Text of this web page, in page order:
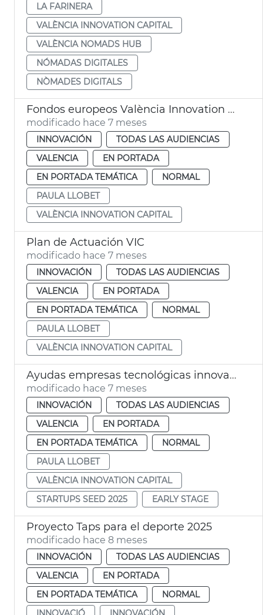
LA FARINERA
VALÈNCIA INNOVATION CAPITAL
VALÈNCIA NOMADS HUB
NÓMADAS DIGITALES
NÒMADES DIGITALS
Fondos europeos València Innovation Capital
modificado hace 7 meses
INNOVACIÓN
TODAS LAS AUDIENCIAS
VALENCIA
EN PORTADA
EN PORTADA TEMÁTICA
NORMAL
PAULA LLOBET
VALÈNCIA INNOVATION CAPITAL
Plan de Actuación VIC
modificado hace 7 meses
INNOVACIÓN
TODAS LAS AUDIENCIAS
VALENCIA
EN PORTADA
EN PORTADA TEMÁTICA
NORMAL
PAULA LLOBET
VALÈNCIA INNOVATION CAPITAL
Ayudas empresas tecnológicas innovadoras
modificado hace 7 meses
INNOVACIÓN
TODAS LAS AUDIENCIAS
VALENCIA
EN PORTADA
EN PORTADA TEMÁTICA
NORMAL
PAULA LLOBET
VALÈNCIA INNOVATION CAPITAL
STARTUPS SEED 2025
EARLY STAGE
Proyecto Taps para el deporte 2025
modificado hace 8 meses
INNOVACIÓN
TODAS LAS AUDIENCIAS
VALENCIA
EN PORTADA
EN PORTADA TEMÁTICA
NORMAL